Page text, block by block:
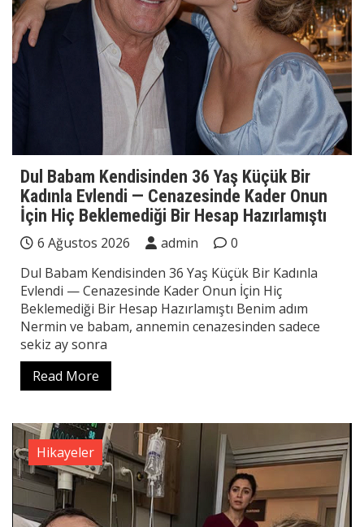
Dul Babam Kendisinden 36 Yaş Küçük Bir
Kadınla Evlendi — Cenazesinde Kader Onun
İçin Hiç Beklemediği Bir Hesap Hazırlamıştı
6 Ağustos 2026 admin
0
Dul Babam Kendisinden 36 Yaş Küçük Bir Kadınla
Evlendi — Cenazesinde Kader Onun İçin Hiç
Beklemediği Bir Hesap Hazırlamıştı Benim adım
Nermin ve babam, annemin cenazesinden sadece
sekiz ay sonra
Read More
Hikayeler